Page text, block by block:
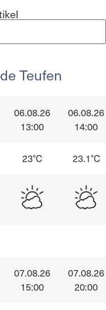
Teufen
06.08.26
13:00
06.08.26
14:00
23°C 23.1°C
07.08.26
15:00
07.08.26
20:00